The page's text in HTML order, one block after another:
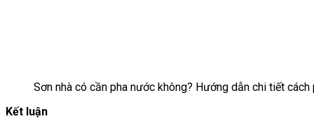
Sơn nhà có cần pha nước không? Hướng dẫn chi tiết
Kết luận